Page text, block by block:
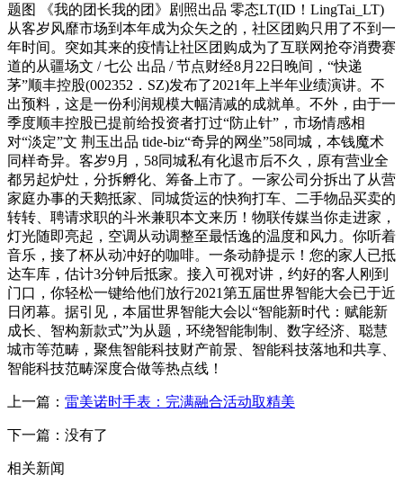
题图 《我的团长我的团》剧照出品 零态LT(ID！LingTai_LT)
从客岁风靡市场到本年成为众矢之的，社区团购只用了不到一
年时间。突如其来的疫情让社区团购成为了互联网抢夺消费赛
道的从疆场文 / 七公 出品 / 节点财经8月22日晚间，“快递
茅”顺丰控股(002352．SZ)发布了2021年上半年业绩演讲。不
出预料，这是一份利润规模大幅清减的成就单。不外，由于一
季度顺丰控股已提前给投资者打过“防止针”，市场情感相
对“淡定”文 荆玉出品 tide-biz“奇异的网坐”58同城，本钱魔术
同样奇异。客岁9月，58同城私有化退市后不久，原有营业全
都另起炉灶，分拆孵化、筹备上市了。一家公司分拆出了从营
家庭办事的天鹅抵家、同城货运的快狗打车、二手物品买卖的
转转、聘请求职的斗米兼职本文来历！物联传媒当你走进家，
灯光随即亮起，空调从动调整至最恬逸的温度和风力。你听着
音乐，接了杯从动冲好的咖啡。一条动静提示！您的家人已抵
达车库，估计3分钟后抵家。接入可视对讲，约好的客人刚到
门口，你轻松一键给他们放行2021第五届世界智能大会已于近
日闭幕。据引见，本届世界智能大会以“智能新时代：赋能新
成长、智构新款式”为从题，环绕智能制制、数字经济、聪慧
城市等范畴，聚焦智能科技财产前景、智能科技落地和共享、
智能科技范畴深度合做等热点线！
上一篇： 雷美诺时手表：完满融合活动取精美
下一篇：没有了
相关新闻